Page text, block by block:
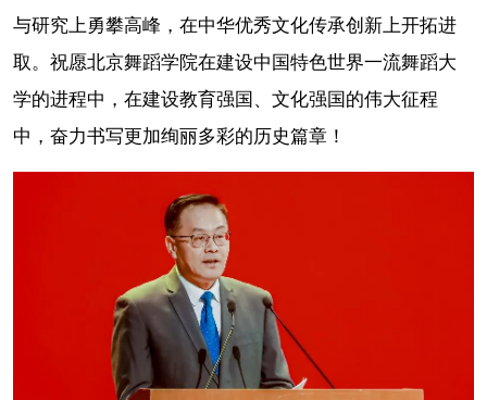
与研究上勇攀高峰，在中华优秀文化传承创新上开拓进
取。祝愿北京舞蹈学院在建设中国特色世界一流舞蹈大
学的进程中，在建设教育强国、文化强国的伟大征程
中，奋力书写更加绚丽多彩的历史篇章！